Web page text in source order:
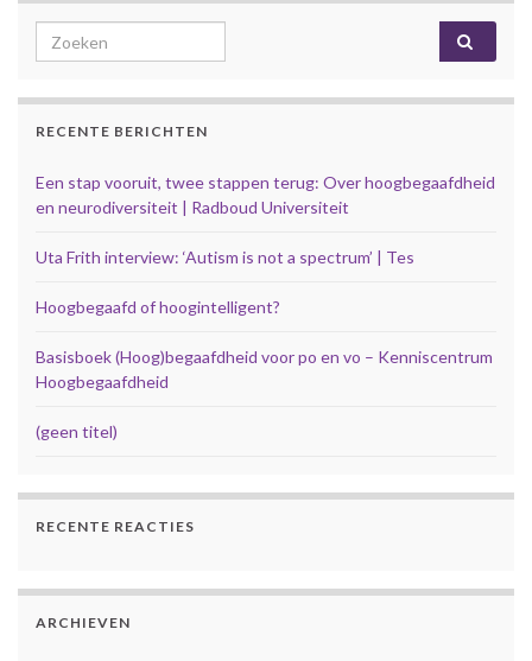
Search for:
RECENTE BERICHTEN
Een stap vooruit, twee stappen terug: Over hoogbegaafdheid
en neurodiversiteit | Radboud Universiteit
Uta Frith interview: ‘Autism is not a spectrum’ | Tes
Hoogbegaafd of hoogintelligent?
Basisboek (Hoog)begaafdheid voor po en vo – Kenniscentrum
Hoogbegaafdheid
(geen titel)
RECENTE REACTIES
ARCHIEVEN